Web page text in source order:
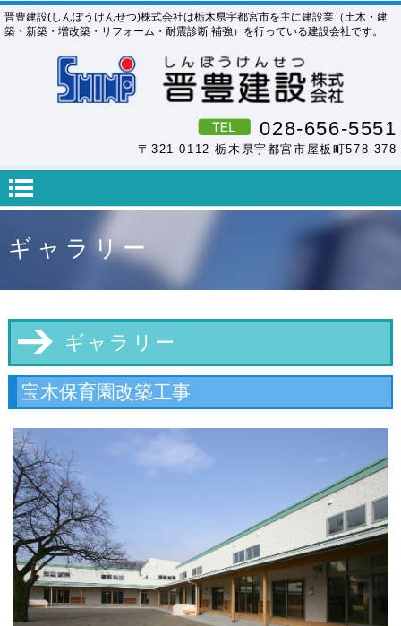
晋豊建設(しんぽうけんせつ)株式会社は栃木県宇都宮市を主に建設業（土木・建
築・新築・増改築・リフォーム・耐震診断 補強）を行っている建設会社です。
028-656-5551
〒321-0112 栃木県宇都宮市屋板町578-378
ギャラリー
ギャラリー
宝木保育園改築工事